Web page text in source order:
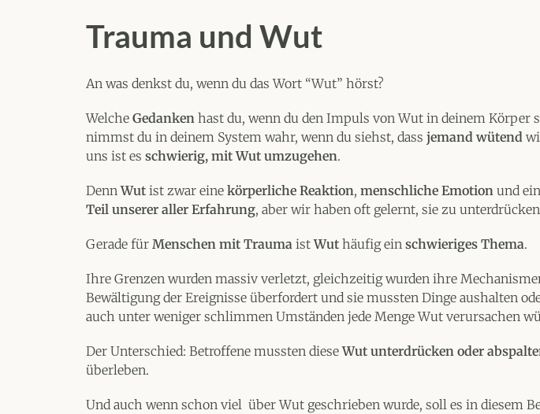
Trauma und Wut
An was denkst du, wenn du das Wort “Wut” hörst?
Welche Gedanken hast du, wenn du den Impuls von Wut in deinem Körper
nimmst du in deinem System wahr, wenn du siehst, dass jemand wütend
uns ist es schwierig, mit Wut umzugehen.
DennWut ist zwar eine körperliche Reaktion, menschliche Emotionund
Teil unserer aller Erfahrung, aber wir haben oft gelernt, sie zu
Gerade für Menschen mit TraumaistWut häufig ein schwieriges Thema.
Ihre Grenzen wurden massiv verletzt, gleichzeitig wurden ihre
Bewältigung der Ereignisse überfordert und sie mussten Dinge aushalten
auch unter weniger schlimmen Umständen jede Menge Wut verursachen
Der Unterschied: Betroffene mussten dieseWut unterdrücken oder
überleben.
Und auch wenn schon viel über Wut geschrieben wurde, soll es in diesem